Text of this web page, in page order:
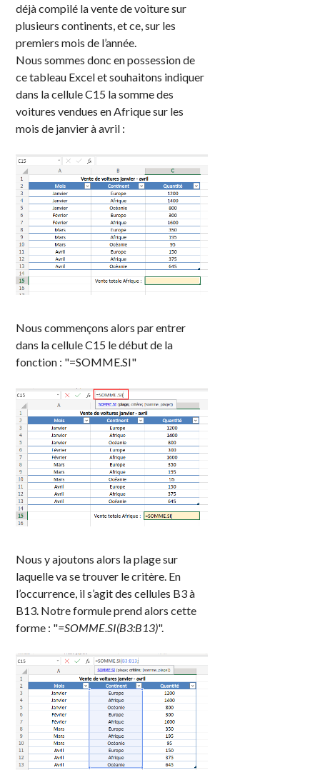
déjà compilé la vente de voiture sur
plusieurs continents, et ce, sur les
premiers mois de l’année.
Nous sommes donc en possession de
ce tableau Excel et souhaitons indiquer
dans la cellule C15 la somme des
voitures vendues en Afrique sur les
mois de janvier à avril :
Nous commençons alors par entrer
dans la cellule C15 le début de la
fonction : "=SOMME.SI"
Nous y ajoutons alors la plage sur
laquelle va se trouver le critère. En
l’occurrence, il s’agit des cellules B3 à
B13. Notre formule prend alors cette
forme : "=SOMME.SI(B3:B13)".